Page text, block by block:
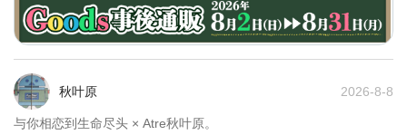
秋叶原 2026-8-8
与你相恋到生命尽头 × Atre秋叶原。